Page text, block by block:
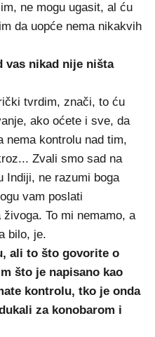
ne mogu ugasit, al ću
da uopće nema nikakvih
vas nikad nije ništa
tvrdim, znači, to ću
ako oćete i sve, da
nema kontrolu nad tim,
Zvali smo sad na
Indiji, ne razumi boga
vam poslati
To mi nemamo, a
bilo, je.
ali to što govorite o
što je napisano kao
kontrolu, tko je onda
za konobarom i